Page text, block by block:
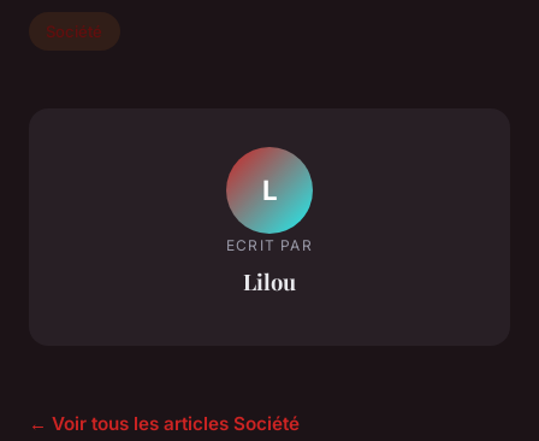
Société
L
ECRIT PAR
Lilou
← Voir tous les articles Société